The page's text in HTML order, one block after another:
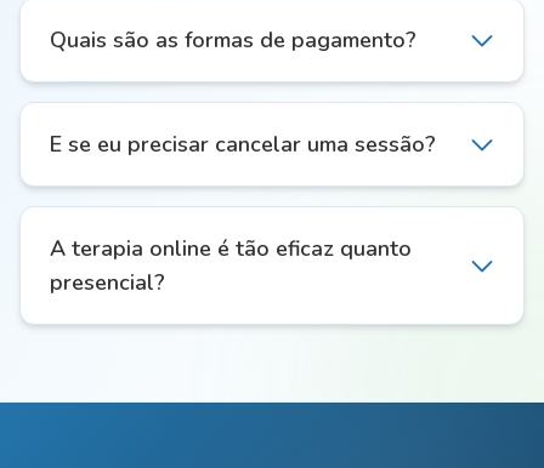
Quais são as formas de pagamento?
E se eu precisar cancelar uma sessão?
A terapia online é tão eficaz quanto
presencial?